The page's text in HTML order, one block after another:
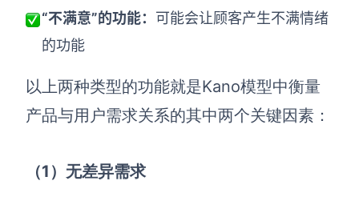
帮助中心
探索创意灵感与高效协作技巧
“不满意”的功能： 可能会让顾客产生不满情绪
的功能
以上两种类型的功能就是Kano模型中衡量
产品与用户需求关系的其中两个关键因素：
（1 ）无差异需求